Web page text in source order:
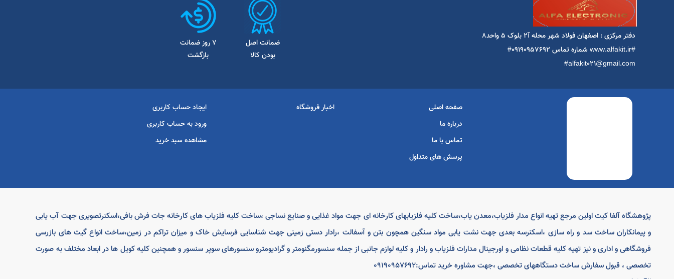
دفتر مرکزی : اصفهان فولاد شهر محله آ2 بلوک ۵ واحد۸
#www.alfakit.ir شماره تماس 09190957692#
alfakit021@gmail.com#
ضمانت اصل
بودن کالا
7 روز ضمانت
بازگشت
صفحه اصلی
درباره ما
تماس با ما
پرسش های متداول
اخبار فروشگاه
ایجاد حساب کاربری
ورود به حساب کاربری
مشاهده سبد خرید
پژوهشگاه آلفا کیت اولین مرجع تهیه انواع مدار فلزیاب،معدن یاب،ساخت کلیه فلزیابهای کارخانه ای جهت مواد غذایی و صنایع نساجی ،ساخت کلیه فلزیاب های کارخانه جات فرش بافی،اسکنرتصویری جهت آب یابی
و پیمانکاران ساخت سد و راه سازی ،اسکنرسه بعدی جهت نشت یابی مواد سنگین همچون بتن و آسفالت ،رادار دستی زمینی جهت شناسایی فرسایش خاک و میزان تراکم در زمین،ساخت انواع گیت های بازرسی
فروشگاهی و اداری و نیز تهیه کلیه قطعات نظامی و اورجینال مدارات فلزیاب و رادار و کلیه لوازم جانبی از جمله سنسورمگنومتر و گرادیومترو سنسورهای سوپر سنسور و همچنین کلیه کویل ها در ابعاد مختلف به صورت
تخصصی ، قبول سفارش ساخت دستگاههای تخصصی ،جهت مشاوره خرید تماس:09190957692